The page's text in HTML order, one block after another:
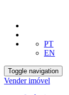
PT
EN
Toggle navigation
Vender imóvel